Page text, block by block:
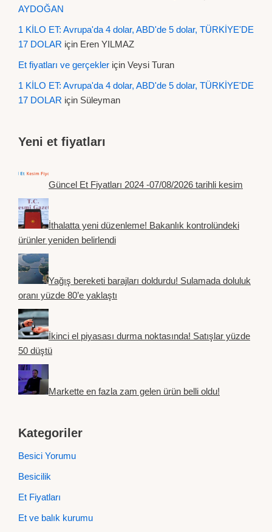
AYDOĞAN
1 KİLO ET: Avrupa'da 4 dolar, ABD'de 5 dolar, TÜRKİYE'DE
17 DOLAR için Eren YILMAZ
Et fiyatları ve gerçekler için Veysi Turan
1 KİLO ET: Avrupa'da 4 dolar, ABD'de 5 dolar, TÜRKİYE'DE
17 DOLAR için Süleyman
Yeni et fiyatları
Güncel Et Fiyatları 2024 -07/08/2026 tarihli kesim
İthalatta yeni düzenleme! Bakanlık kontrolündeki
ürünler yeniden belirlendi
Yağış bereketi barajları doldurdu! Sulamada doluluk
oranı yüzde 80’e yaklaştı
İkinci el piyasası durma noktasında! Satışlar yüzde
50 düştü
Markette en fazla zam gelen ürün belli oldu!
Kategoriler
Besici Yorumu
Besicilik
Et Fiyatları
Et ve balık kurumu